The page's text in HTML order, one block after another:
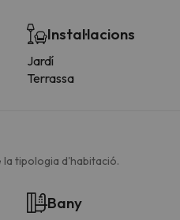
Instal·lacions
Jardí
Terrassa
la tipologia d'habitació.
Bany